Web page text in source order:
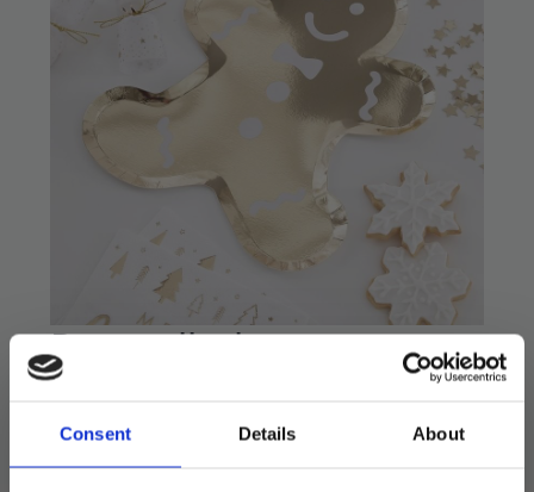
Consent Details About
Papptallerkener
pepperkake gull – 8 stk
69kr